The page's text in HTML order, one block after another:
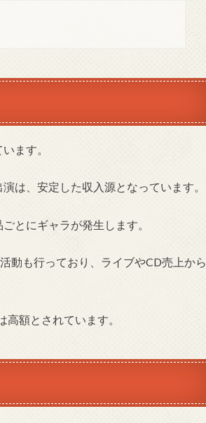
ます。
は、安定した収入源となっています。
とにギャラが発生します。
動も行っており、ライブやCD売上から
額とされています。